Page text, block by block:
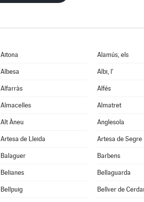
Aitona Alamús, els
Albesa Albi, l'
Alfarràs Alfés
Almacelles Almatret
Alt Àneu Anglesola
Artesa de Lleida Artesa de Segre
Balaguer Barbens
Belianes Bellaguarda
Bellpuig Bellver de